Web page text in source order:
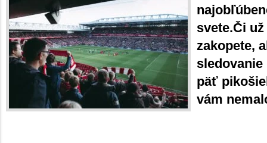
svete.Či
zakopete,
päť
vám